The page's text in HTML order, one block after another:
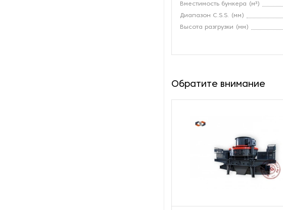
Вместимость бункера (м³)
Диапазон C.S.S. (мм)
Высота разгрузки (мм)
Обратите внимание